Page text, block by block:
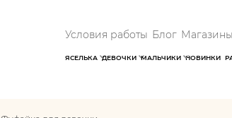
Условия работы Блог Магазины
ЯСЕЛЬКА ДЕВОЧКИ МАЛЬЧИКИ НОВИНКИ